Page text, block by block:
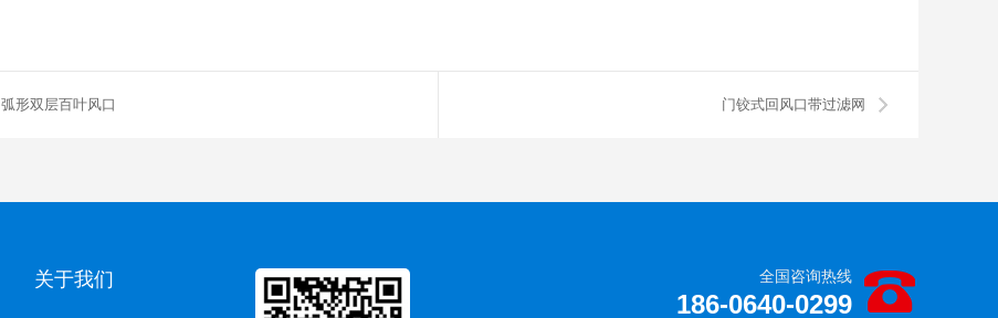
弧形双层百叶风口 门铰式回风口带过滤网
关于我们 全国咨询热线
186-0640-0299